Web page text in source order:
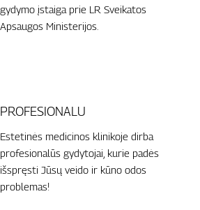
gydymo įstaiga prie LR Sveikatos
Apsaugos Ministerijos.
PROFESIONALU
Estetinės medicinos klinikoje dirba
profesionalūs gydytojai, kurie padės
išspręsti Jūsų veido ir kūno odos
problemas!